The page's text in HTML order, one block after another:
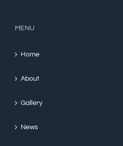
MENU
Home
About
Gallery
News